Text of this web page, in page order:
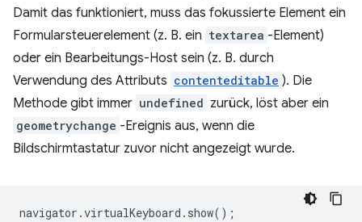
Damit das funktioniert, muss das fokussierte Element ein
Formularsteuerelement (z. B. ein textarea -Element)
oder ein Bearbeitungs-Host sein (z. B. durch
Verwendung des Attributs contenteditable ). Die
Methode gibt immer undefined zurück, löst aber ein
geometrychange -Ereignis aus, wenn die
Bildschirmtastatur zuvor nicht angezeigt wurde.
navigator .virtualKeyboard . show();